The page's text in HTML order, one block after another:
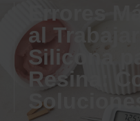
Errores
al
Silicona
Resina: